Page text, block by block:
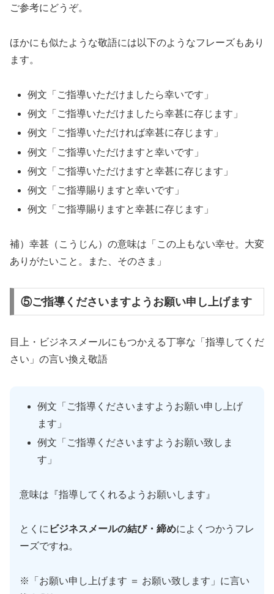
ご参考にどうぞ。
ほかにも似たような敬語には以下のようなフレーズもあり
ます。
例文「ご指導いただけましたら幸いです」
例文「ご指導いただけましたら幸甚に存じます」
例文「ご指導いただければ幸甚に存じます」
例文「ご指導いただけますと幸いです」
例文「ご指導いただけますと幸甚に存じます」
例文「ご指導賜りますと幸いです」
例文「ご指導賜りますと幸甚に存じます」
補）幸甚（こうじん）の意味は「この上もない幸せ。大変
ありがたいこと。また、そのさま」
⑤ご指導くださいますようお願い申し上げます
目上・ビジネスメールにもつかえる丁寧な「指導してくだ
さい」の言い換え敬語
例文「ご指導くださいますようお願い申し上げ
ます」
例文「ご指導くださいますようお願い致しま
す」
意味は『指導してくれるようお願いします』
とくに ビジネスメールの結び・締めによくつかうフレ
ーズですね。
※「お願い申し上げます ＝ お願い致します」に言い